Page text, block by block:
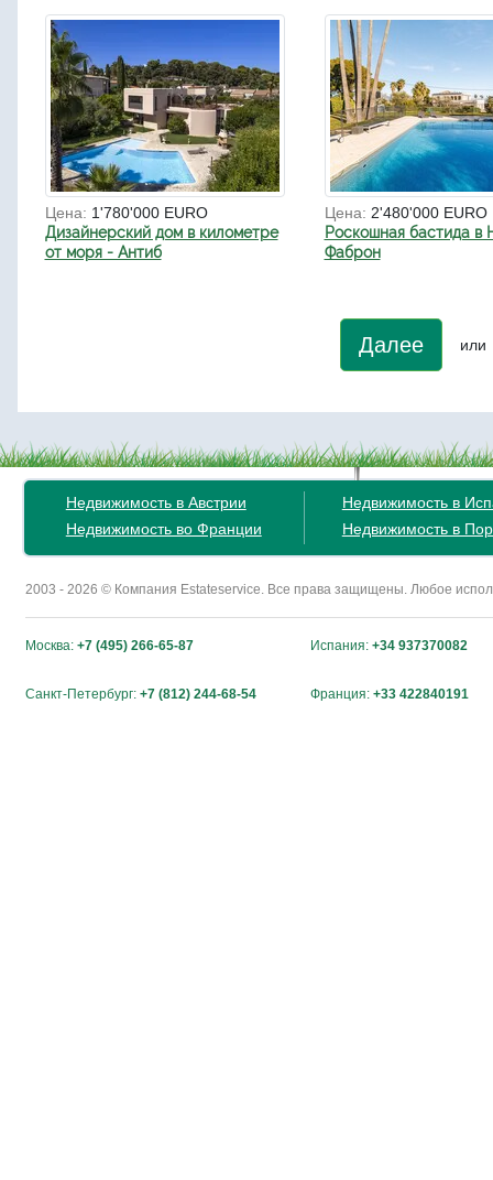
Цена: 1'780'000 EURO
Дизайнерский дом в километре
от моря - Антиб
Цена: 2'480'000 EURO
Роскошная бастида в
Фаброн
Далее или
Недвижимость в Австрии
Недвижимость во Франции
Недвижимость в
Недвижимость в
2003 - 2026 © Компания Estateservice. Все права защищены. Любое
Москва: +7 (495) 266-65-87 Испания: +34 937370082
Санкт-Петербург: +7 (812) 244-68-54 Франция: +33 422840191